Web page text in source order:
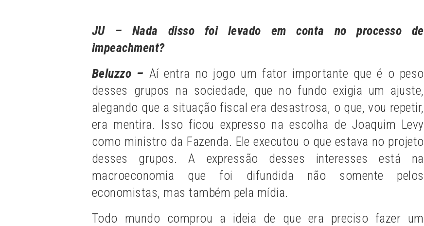
JU – Nada disso foi levado em conta no processo de
impeachment?
Beluzzo – Aí entra no jogo um fator importante que é o peso
desses grupos na sociedade, que no fundo exigia um ajuste,
alegando que a situação fiscal era desastrosa, o que, vou repetir,
era mentira. Isso ficou expresso na escolha de Joaquim Levy
como ministro da Fazenda. Ele executou o que estava no projeto
desses grupos. A expressão desses interesses está na
macroeconomia que foi difundida não somente pelos
economistas, mas também pela mídia.
Todo mundo comprou a ideia de que era preciso fazer um